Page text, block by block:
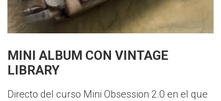
MINI ALBUM CON VINTAGE
LIBRARY
Directo del curso Mini Obsession 2.0 en el que